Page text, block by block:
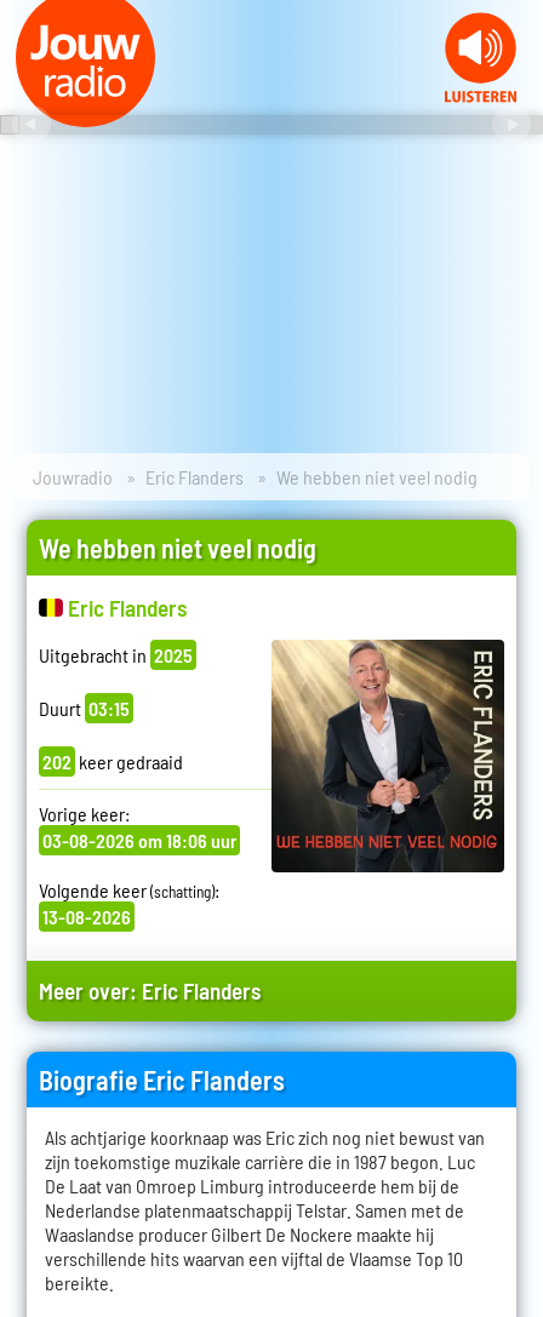
Jouwradio Eric Flanders We hebben niet veel nodig
We hebben niet veel nodig
Eric Flanders
Uitgebracht in 2025
Duurt 03:15
202 keer gedraaid
Vorige keer:
03-08-2026 om 18:06 uur
Volgende keer(schatting):
13-08-2026
Meer over: Eric Flanders
Biografie Eric Flanders
Als achtjarige koorknaap was Eric zich nog niet bewust van
zijn toekomstige muzikale carrière die in 1987 begon. Luc
De Laat van Omroep Limburg introduceerde hem bij de
Nederlandse platenmaatschappij Telstar. Samen met de
Waaslandse producer Gilbert De Nockere maakte hij
verschillende hits waarvan een vijftal de Vlaamse Top 10
bereikte.